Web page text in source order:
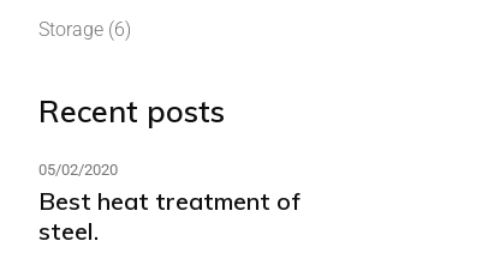
Storage(6)
Recent posts
05/02/2020
Best heat treatment of
steel.